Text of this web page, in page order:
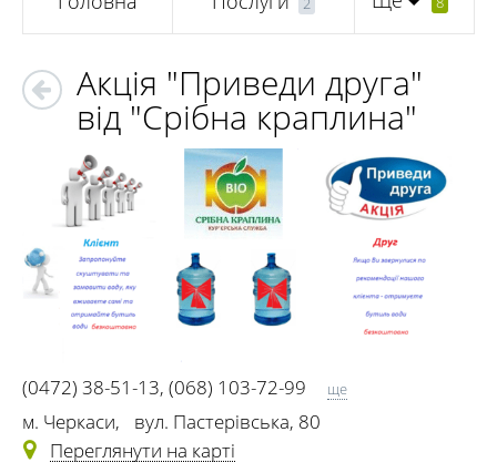
Акція "Приведи друга"
від "Срібна краплина"
(0472) 38-51-13, (068) 103-72-99
(063) 270-75-93
ще
м. Черкаси,
вул. Пастерівська, 80
Переглянути на карті